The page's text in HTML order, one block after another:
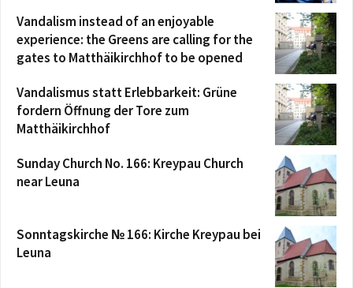
Vandalism instead of an enjoyable
experience: the Greens are calling for the
gates to Matthäikirchhof to be opened
Vandalismus statt Erlebbarkeit: Grüne
fordern Öffnung der Tore zum
Matthäikirchhof
Sunday Church No. 166: Kreypau Church
near Leuna
Sonntagskirche № 166: Kirche Kreypau bei
Leuna